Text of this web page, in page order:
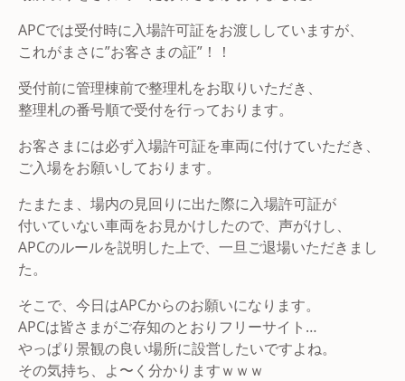
APCでは受付時に入場許可証をお渡ししていますが、
これがまさに”お客さまの証”！！
受付前に管理棟前で整理札をお取りいただき、
整理札の番号順で受付を行っております。
お客さまには必ず入場許可証を車両に付けていただき、
ご入場をお願いしております。
たまたま、場内の見回りに出た際に入場許可証が
付いていない車両をお見かけしたので、声がけし、
APCのルールを説明した上で、一旦ご退場いただきまし
た。
そこで、今日はAPCからのお願いになります。
APCは皆さまがご存知のとおりフリーサイト…
やっぱり景観の良い場所に設営したいですよね。
その気持ち、よ〜く分かりますｗｗｗ